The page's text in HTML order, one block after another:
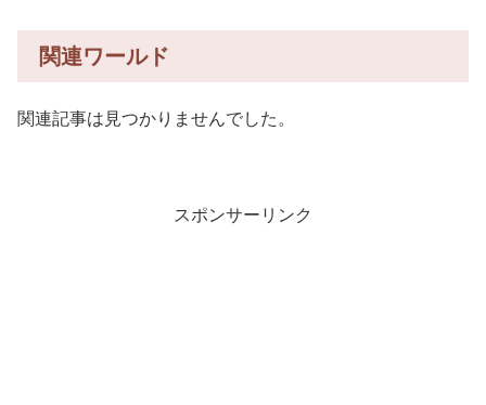
関連ワールド
関連記事は見つかりませんでした。
スポンサーリンク